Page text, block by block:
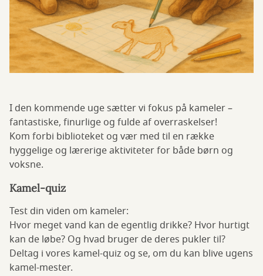
I den kommende uge sætter vi fokus på kameler –
fantastiske, finurlige og fulde af overraskelser!
Kom forbi biblioteket og vær med til en række
hyggelige og lærerige aktiviteter for både børn og
voksne.
Kamel-quiz
Test din viden om kameler:
Hvor meget vand kan de egentlig drikke? Hvor hurtigt
kan de løbe? Og hvad bruger de deres pukler til?
Deltag i vores kamel-quiz og se, om du kan blive ugens
kamel-mester.